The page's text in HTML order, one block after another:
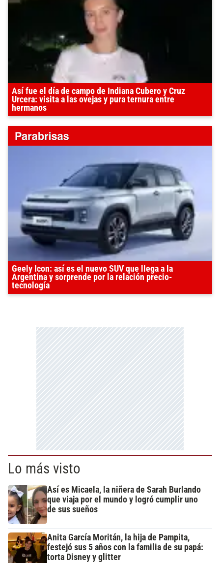
Así fue el día de campo de Indiana Cubero y Cruz
Urcera: visita a las ovejas y pura ternura entre
hermanos
Geely Icon: así es el nuevo SUV que llega a la
Argentina y sorprende por la relación precio-
tecnología
Lo más visto
Así es Micaela, la niñera de Sarah Burlando
que viaja por el mundo y logró cumplir uno
de sus sueños
Anita García Moritán, la hija de Pampita,
festejó sus 5 años con la familia de su papá:
torta Disney y glitter